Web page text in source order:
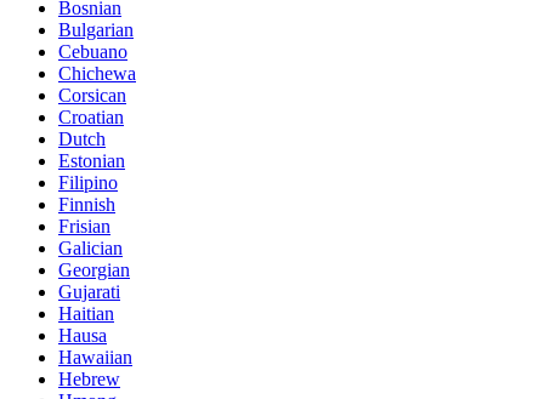
Bosnian
Bulgarian
Cebuano
Chichewa
Corsican
Croatian
Dutch
Estonian
Filipino
Finnish
Frisian
Galician
Georgian
Gujarati
Haitian
Hausa
Hawaiian
Hebrew